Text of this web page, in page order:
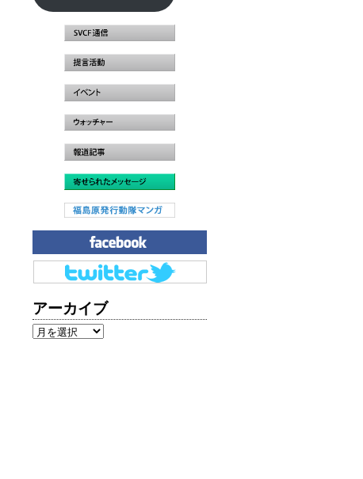
アーカイブ
ア